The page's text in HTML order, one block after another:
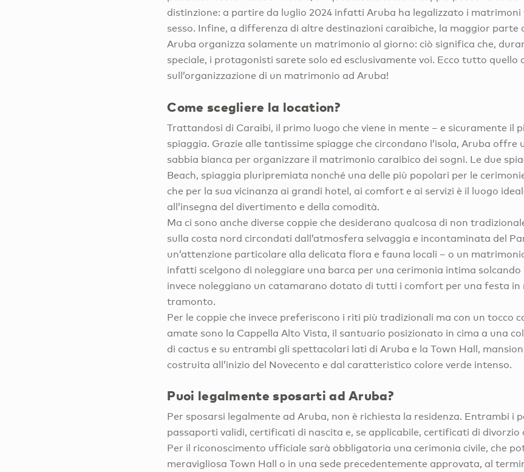
distinzione: a partire da luglio 2024 infatti Aruba ha legalizzato i matrimoni
sesso. Infine, a differenza di altre destinazioni caraibiche, la maggior parte
Aruba organizza solamente un matrimonio al giorno: ciò significa che,
speciale, i protagonisti sarete solo ed esclusivamente voi. Ecco tutto quello
sull’organizzazione di un matrimonio ad Aruba!
Come scegliere la location?
Trattandosi di Caraibi, il primo luogo che viene in mente – e sicuramente il
spiaggia. Grazie alle tantissime spiagge che circondano l’isola, Aruba offre
sabbia bianca per organizzare il matrimonio caraibico dei sogni. Le due
Beach, spiaggia pluripremiata nonché una delle più popolari per le
che per la sua vicinanza ai grandi hotel, ai comfort e ai servizi è il luogo
all’insegna del divertimento e della comodità.
Ma ci sono anche diverse coppie che desiderano qualcosa di non
sulla costa nord circondati dall’atmosfera selvaggia e incontaminata del
un’attenzione particolare alla delicata flora e fauna locali – o un
infatti scelgono di noleggiare una barca per una cerimonia intima
invece noleggiano un catamarano dotato di tutti i comfort per una festa in
tramonto.
Per le coppie che invece preferiscono i riti più tradizionali ma con un tocco
amate sono la Cappella Alto Vista, il santuario posizionato in cima a una
di cactus e su entrambi gli spettacolari lati di Aruba e la Town Hall,
costruita all’inizio del Novecento e dal caratteristico colore verde intenso.
Puoi legalmente sposarti ad Aruba?
Per sposarsi legalmente ad Aruba, non è richiesta la residenza. Entrambi i
passaporti validi, certificati di nascita e, se applicabile, certificati di
Per il riconoscimento ufficiale sarà obbligatoria una cerimonia civile, che
meravigliosa Town Hall o in una sede precedentemente approvata, al